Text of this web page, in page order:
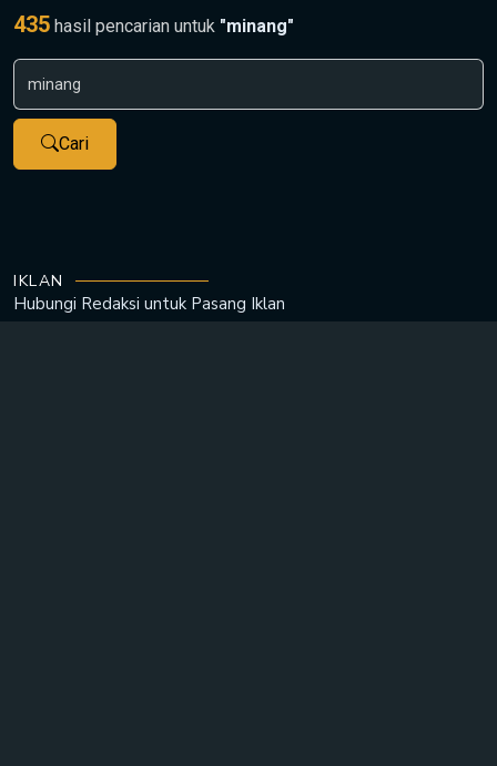
435 hasil pencarian untuk "minang"
Cari
IKLAN
Hubungi Redaksi untuk Pasang Iklan